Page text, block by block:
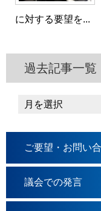
に対する要望を...
過去記事一覧
ご要望・お問い
議会での発言